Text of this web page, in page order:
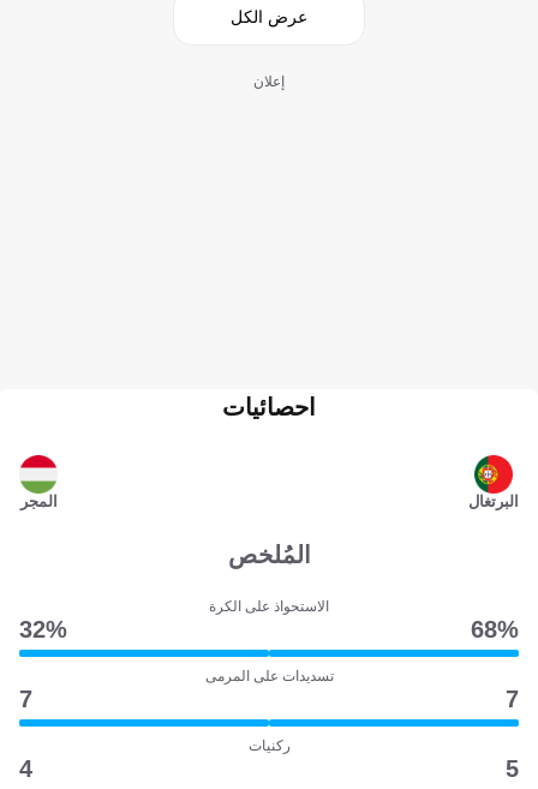
عرض الكل
إعلان
البرتغال
احصائيات
المجر
المُلخص
الاستحواذ على الكرة
68‎%‎
32‎%‎
تسديدات على المرمى
7
7
ركنيات
5
4